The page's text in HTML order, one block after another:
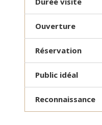
Ouverture
Réservation
Public idéal
Reconnaissance